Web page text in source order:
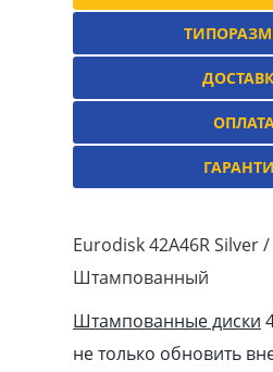
Eurodisk 42A46R Silver
Штампованный
Штампованные диски
не только обновить